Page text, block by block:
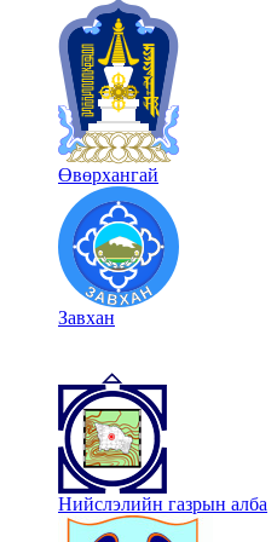
Өвөрхангай
Завхан
Нийслэлийн газрын алба